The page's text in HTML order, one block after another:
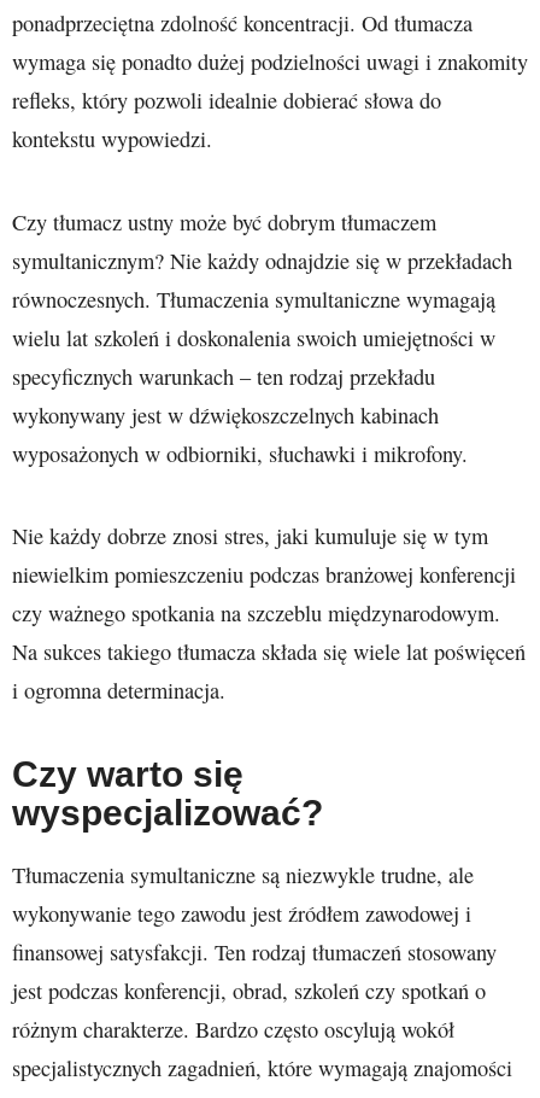
ponadprzeciętna zdolność koncentracji. Od tłumacza
wymaga się ponadto dużej podzielności uwagi i znakomity
refleks, który pozwoli idealnie dobierać słowa do
kontekstu wypowiedzi.
Czy tłumacz ustny może być dobrym tłumaczem
symultanicznym? Nie każdy odnajdzie się w przekładach
równoczesnych. Tłumaczenia symultaniczne wymagają
wielu lat szkoleń i doskonalenia swoich umiejętności w
specyficznych warunkach – ten rodzaj przekładu
wykonywany jest w dźwiękoszczelnych kabinach
wyposażonych w odbiorniki, słuchawki i mikrofony.
Nie każdy dobrze znosi stres, jaki kumuluje się w tym
niewielkim pomieszczeniu podczas branżowej konferencji
czy ważnego spotkania na szczeblu międzynarodowym.
Na sukces takiego tłumacza składa się wiele lat poświęceń
i ogromna determinacja.
Czy warto się
wyspecjalizować?
Tłumaczenia symultaniczne są niezwykle trudne, ale
wykonywanie tego zawodu jest źródłem zawodowej i
finansowej satysfakcji. Ten rodzaj tłumaczeń stosowany
jest podczas konferencji, obrad, szkoleń czy spotkań o
różnym charakterze. Bardzo często oscylują wokół
specjalistycznych zagadnień, które wymagają znajomości